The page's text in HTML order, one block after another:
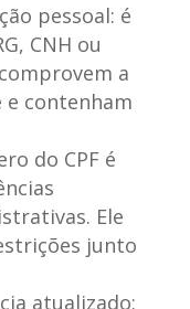
pessoal: é
CNH ou
a
contenham
do CPF é
Ele
junto
atualizado: